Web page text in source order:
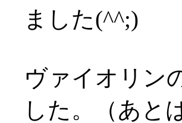
ました(^^;)
ヴァイオリン
した。（あと